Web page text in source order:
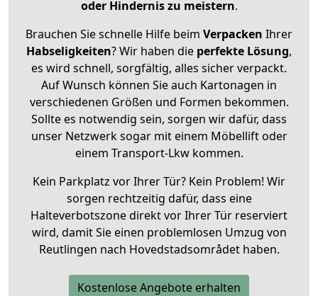
oder Hindernis zu meistern.
Brauchen Sie schnelle Hilfe beim Verpacken Ihrer
Habseligkeiten? Wir haben die perfekte Lösung,
es wird schnell, sorgfältig, alles sicher verpackt.
Auf Wunsch können Sie auch Kartonagen in
verschiedenen Größen und Formen bekommen.
Sollte es notwendig sein, sorgen wir dafür, dass
unser Netzwerk sogar mit einem Möbellift oder
einem Transport-Lkw kommen.
Kein Parkplatz vor Ihrer Tür? Kein Problem! Wir
sorgen rechtzeitig dafür, dass eine
Halteverbotszone direkt vor Ihrer Tür reserviert
wird, damit Sie einen problemlosen Umzug von
Reutlingen nach Hovedstadsområdet haben.
Kostenlose Angebote erhalten